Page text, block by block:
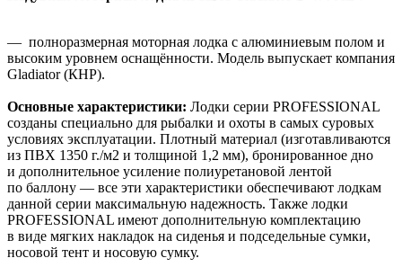
— полноразмерная моторная лодка с алюминиевым полом и
высоким уровнем оснащённости. Модель выпускает компания
Gladiator (КНР).
Основные характеристики: Лодки серии PROFESSIONAL
созданы специально для рыбалки и охоты в самых суровых
условиях эксплуатации. Плотный материал (изготавливаются
из ПВХ 1350 г./м2 и толщиной 1,2 мм), бронированное дно
и дополнительное усиление полиуретановой лентой
по баллону — все эти характеристики обеспечивают лодкам
данной серии максимальную надежность. Также лодки
PROFESSIONAL имеют дополнительную комплектацию
в виде мягких накладок на сиденья и подседельные сумки,
носовой тент и носовую сумку.